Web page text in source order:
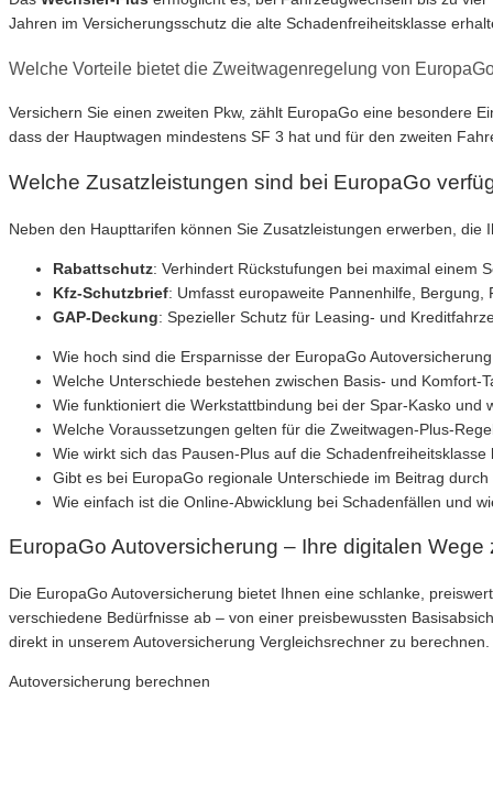
Jahren im Versicherungsschutz die alte Schadenfreiheitsklasse
Welche Vorteile bietet die Zweitwagenregelung von
Versichern Sie einen zweiten Pkw, zählt EuropaGo eine besondere
dass der Hauptwagen mindestens SF 3 hat und für den zweiten
Welche Zusatzleistungen sind bei EuropaGo
Neben den Haupttarifen können Sie Zusatzleistungen erwerben, die
Rabattschutz: Verhindert Rückstufungen bei maximal einem
Kfz-Schutzbrief: Umfasst europaweite Pannenhilfe,
GAP-Deckung: Spezieller Schutz für Leasing- und
Wie hoch sind die Ersparnisse der EuropaGo
Welche Unterschiede bestehen zwischen Basis- und Komfort-
Wie funktioniert die Werkstattbindung bei der Spar-Kasko und
Welche Voraussetzungen gelten für die Zweitwagen-Plus-
Wie wirkt sich das Pausen-Plus auf die
Gibt es bei EuropaGo regionale Unterschiede im Beitrag
Wie einfach ist die Online-Abwicklung bei Schadenfällen und
EuropaGo Autoversicherung – Ihre digitalen
Die EuropaGo Autoversicherung bietet Ihnen eine schlanke,
verschiedene Bedürfnisse ab – von einer preisbewussten
direkt in unserem Autoversicherung Vergleichsrechner zu
Autoversicherung berechnen